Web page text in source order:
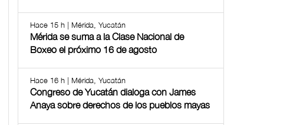
Hace 15 h | Mérida, Yucatán
Mérida se suma a la Clase Nacional de
Boxeo el próximo 16 de agosto
Hace 16 h | Mérida, Yucatán
Congreso de Yucatán dialoga con James
Anaya sobre derechos de los pueblos mayas